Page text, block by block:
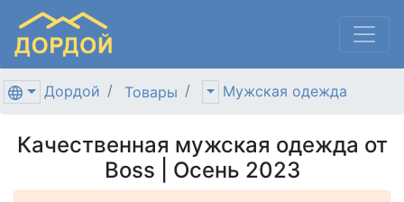
Дордой Товары Мужская одежда
Качественная мужская одежда от
Boss | Осень 2023